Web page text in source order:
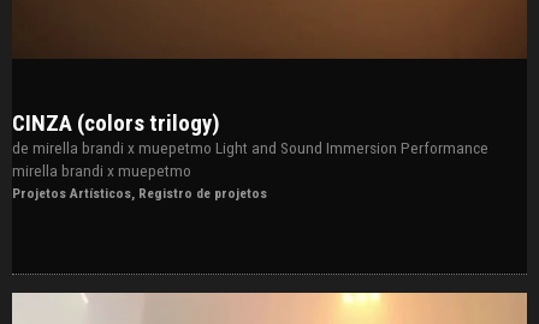
CINZA (colors trilogy)
de mirella brandi x muepetmo Light and Sound Immersion Performance
mirella brandi x muepetmo
Projetos Artísticos, Registro de projetos